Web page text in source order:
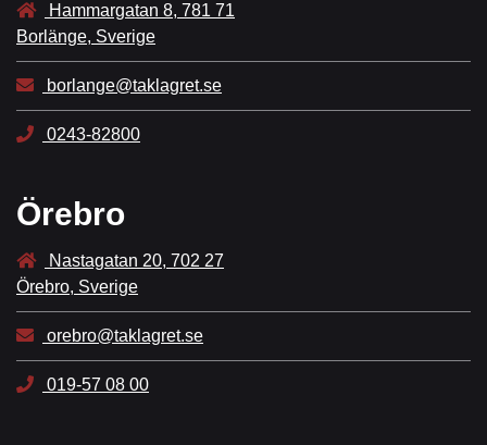
Hammargatan 8, 781 71
Borlänge, Sverige
borlange@taklagret.se
0243-82800
Örebro
Nastagatan 20, 702 27
Örebro, Sverige
orebro@taklagret.se
019-57 08 00